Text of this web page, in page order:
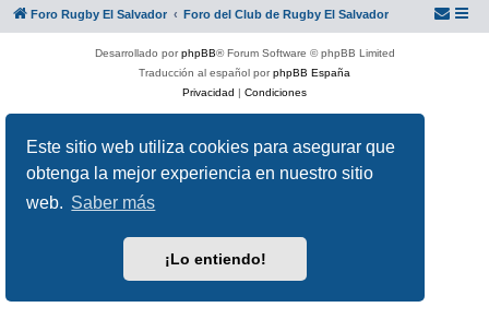
Este sitio web utiliza cookies para asegurar que
obtenga la mejor experiencia en nuestro sitio
web. Saber más
¡Lo entiendo!
Foro Rugby El Salvador Foro del Club de Rugby El Salvador
Desarrollado porphpBB® Forum Software © phpBB Limited
Traducción al español porphpBB España
Privacidad | Condiciones